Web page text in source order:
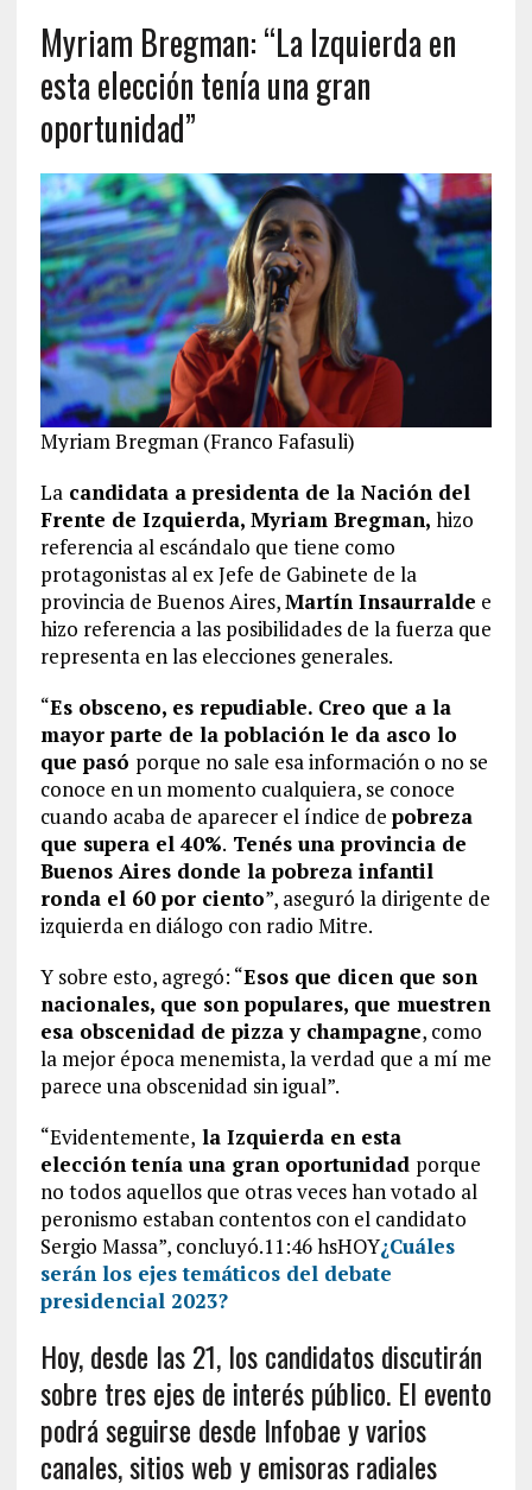
Myriam Bregman: “La Izquierda en
esta elección tenía una gran
oportunidad”
Myriam Bregman (Franco Fafasuli)
Lacandidata a presidenta de la Nación del
Frente de Izquierda, Myriam Bregman, hizo
referencia al escándalo que tiene como
protagonistas al ex Jefe de Gabinete de la
provincia de Buenos Aires,Martín Insaurralde e
hizo referencia a las posibilidades de la fuerza que
representa en las elecciones generales.
“Es obsceno, es repudiable. Creo que a la
mayor parte de la población le da asco lo
que pasó porque no sale esa información o no se
conoce en un momento cualquiera, se conoce
cuando acaba de aparecer el índice de pobreza
que supera el 40%. Tenés una provincia de
Buenos Aires donde la pobreza infantil
ronda el 60 por ciento”, aseguró la dirigente de
izquierda en diálogo con radio Mitre.
Y sobre esto, agregó: “Esos que dicen que son
nacionales, que son populares, que muestren
esa obscenidad de pizza y champagne, como
la mejor época menemista, la verdad que a mí me
parece una obscenidad sin igual”.
“Evidentemente, la Izquierda en esta
elección tenía una gran oportunidad porque
no todos aquellos que otras veces han votado al
peronismo estaban contentos con el candidato
Sergio Massa”, concluyó.11:46 hsHOY¿Cuáles
serán los ejes temáticos del debate
presidencial 2023?
Hoy, desde las 21, los candidatos discutirán
sobre tres ejes de interés público. El evento
podrá seguirse desde Infobae y varios
canales, sitios web y emisoras radiales